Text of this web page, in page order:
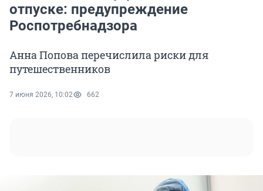
отпуске: предупреждение
Роспотребнадзора
Анна Попова перечислила риски для
путешественников
7 июня 2026, 10:02 662